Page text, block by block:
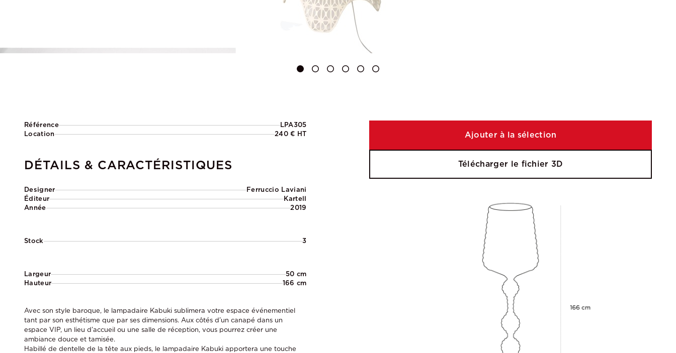
Référence
LPA305
Location
240 € HT
DÉTAILS & CARACTÉRISTIQUES
Designer
Ferruccio Laviani
Éditeur
Kartell
Année
2019
Stock 3
Largeur
50 cm
Hauteur
166 cm
Avec son style baroque, le lampadaire Kabuki sublimera votre espace événementiel
tant par son esthétisme que par ses dimensions. Aux côtés d’un canapé dans un
espace VIP, un lieu d’accueil ou une salle de réception, vous pourrez créer une
ambiance douce et tamisée.
Habillé de dentelle de la tête aux pieds, le lampadaire Kabuki apportera une touche
Ajouter à la sélection
Télécharger le fichier 3D